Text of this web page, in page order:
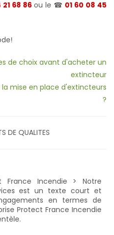
21 68 86 ou le ☎ 01 60 08 45
de choix avant d'acheter un
extincteur
la mise en place d'extincteurs
?